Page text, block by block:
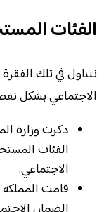
الفئات
نتناول في تلك
الاجتماعي بشكل
ذكرت وزارة
الفئات
الاجتماعي.
قامت